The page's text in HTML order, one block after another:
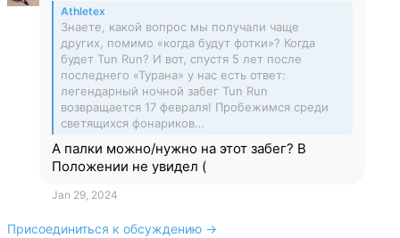
Athletex
Знаете, какой вопрос мы получали чаще
других, помимо «когда будут фотки»? Когда
будет Tun Run? И вот, спустя 5 лет после
последнего «Турана» у нас есть ответ:
легендарный ночной забег Tun Run
возвращается 17 февраля! Пробежимся среди
светящихся фонариков…
А палки можно/нужно на этот забег? В
Положении не увидел (
Jan 29, 2024
Присоединиться к обсуждению →